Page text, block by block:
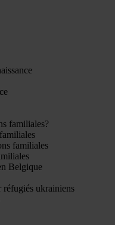
familiales?
familiales
Belgique
ukrainiens